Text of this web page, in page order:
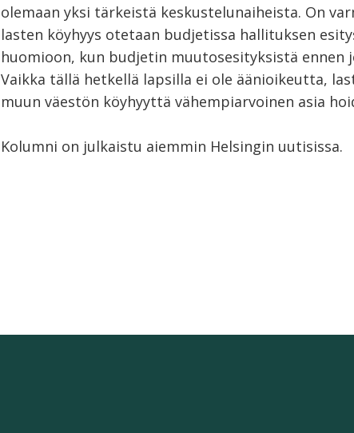
olemaan yksi tärkeistä keskustelunaiheista. On
lasten köyhyys otetaan budjetissa hallituksen
huomioon, kun budjetin muutosesityksistä ennen
Vaikka tällä hetkellä lapsilla ei ole äänioikeutta,
muun väestön köyhyyttä vähempiarvoinen asia
Kolumni on julkaistu aiemmin Helsingin uutisissa.